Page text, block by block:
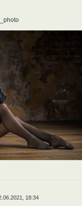
18:34